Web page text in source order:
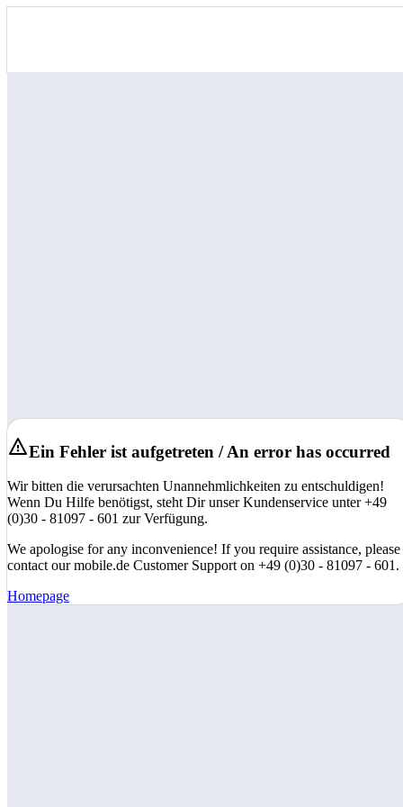
Ein Fehler ist aufgetreten / An error has occurred
Wir bitten die verursachten Unannehmlichkeiten zu entschuldigen!
Wenn Du Hilfe benötigst, steht Dir unser Kundenservice unter +49
(0)30 - 81097 - 601 zur Verfügung.
We apologise for any inconvenience! If you require assistance, please
contact our mobile.de Customer Support on +49 (0)30 - 81097 - 601.
Homepage